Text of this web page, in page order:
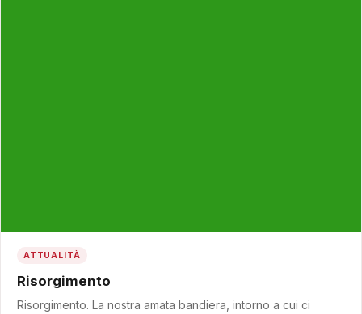
ATTUALITÀ
Risorgimento
Risorgimento. La nostra amata bandiera, intorno a cui ci